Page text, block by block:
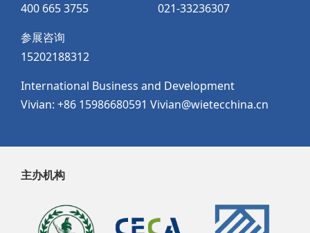
400 665 3755
021-33236307
参展咨询
15202188312
International Business and Development
Vivian: +86 15986680591 Vivian@wietecchina.cn
主办机构